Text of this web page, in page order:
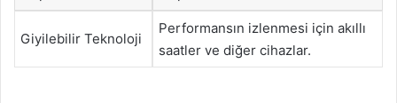
Giyilebilir Teknoloji
Performansın izlenmesi için akıllı
saatler ve diğer cihazlar.